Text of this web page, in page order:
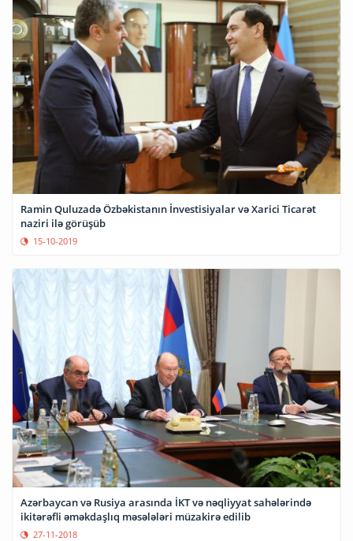
Ramin Quluzadə Özbəkistanın İnvestisiyalar və Xarici Ticarət
naziri ilə görüşüb
15-10-2019
Azərbaycan və Rusiya arasında İKT və nəqliyyat sahələrində
ikitərəfli əməkdaşlıq məsələləri müzakirə edilib
27-11-2018